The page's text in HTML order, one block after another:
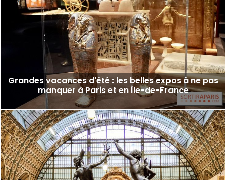
Grandes vacances d'été : les belles expos à ne pas
manquer à Paris et en Île-de-France